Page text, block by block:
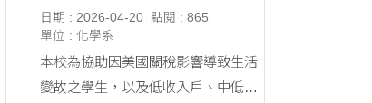
日期 : 2026-04-20 點閱 : 865
單位 : 化學系
本校為協助因美國關稅影響導致生活
變故之學生，以及低收入戶、中低收